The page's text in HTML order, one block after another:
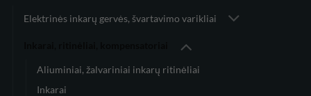
Elektrinės inkarų gervės, švartavimo varikliai
Aliuminiai, žalvariniai inkarų ritinėliai
Inkarai